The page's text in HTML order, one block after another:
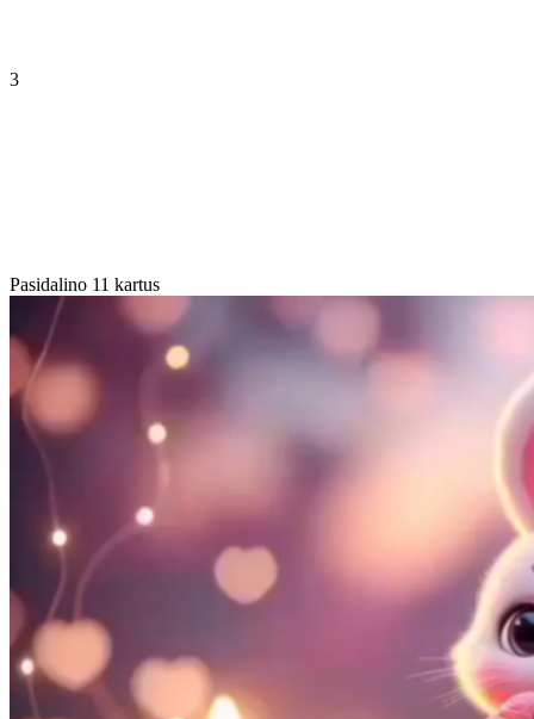
3
Pasidalino 11 kartus